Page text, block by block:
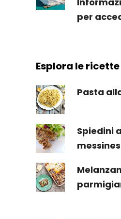
per
Esplora le ricette
Pasta
Spiedini